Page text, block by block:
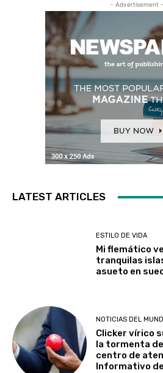
- Advertisement -
LATEST ARTICLES
ESTILO DE VIDA
Mi flemático
tranquilas
asueto en
NOTICIAS DEL
Clicker vírico
la tormenta
centro de
Informativo